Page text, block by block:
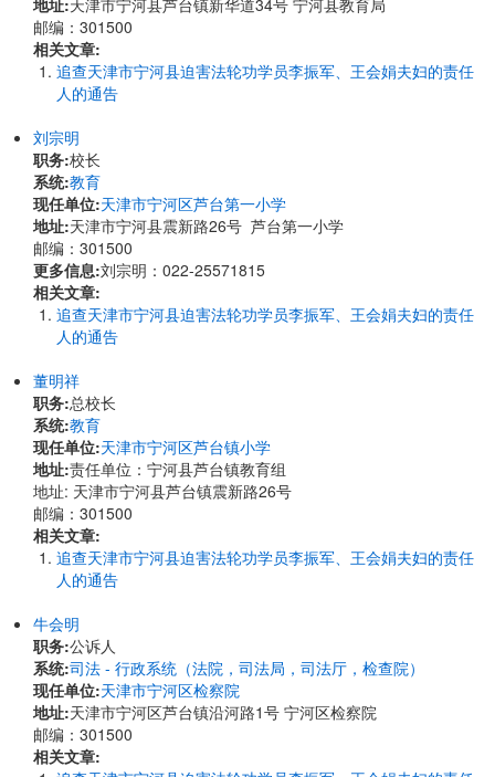
地址:天津市宁河县芦台镇新华道34号 宁河县教育局
邮编：301500
相关文章:
追查天津市宁河县迫害法轮功学员李振军、王会娟夫妇的责任
人的通告
刘宗明
职务:校长
系统:教育
现任单位:天津市宁河区芦台第一小学
地址:天津市宁河县震新路26号 芦台第一小学
邮编：301500
更多信息:刘宗明：022-25571815
相关文章:
追查天津市宁河县迫害法轮功学员李振军、王会娟夫妇的责任
人的通告
董明祥
职务:总校长
系统:教育
现任单位:天津市宁河区芦台镇小学
地址:责任单位：宁河县芦台镇教育组
地址: 天津市宁河县芦台镇震新路26号
邮编：301500
相关文章:
追查天津市宁河县迫害法轮功学员李振军、王会娟夫妇的责任
人的通告
牛会明
职务:公诉人
系统:司法 - 行政系统（法院，司法局，司法厅，检查院）
现任单位:天津市宁河区检察院
地址:天津市宁河区芦台镇沿河路1号 宁河区检察院
邮编：301500
相关文章: